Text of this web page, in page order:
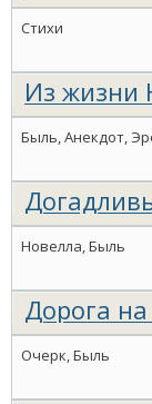
Стихи
Из жизни
Быль, Анекдот,
Новелла, Быль
Дорога на
Очерк, Быль